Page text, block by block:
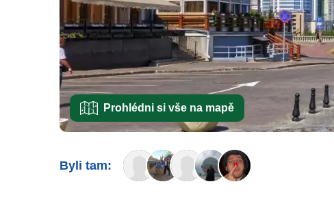
Prohlédni si vše na mapě
Byli tam: